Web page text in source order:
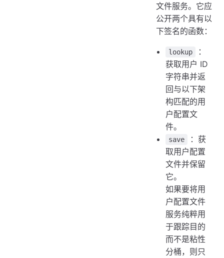
文件服务。它应
公开两个具有以
下签名的函数：
lookup
：
获取用户 ID
字符串并返
回与以下架
构匹配的用
户配置文
件。
save
：获
取用户配置
文件并保留
它。
如果要将用
户配置文件
服务纯粹用
于跟踪目的
而不是粘性
分桶，则只